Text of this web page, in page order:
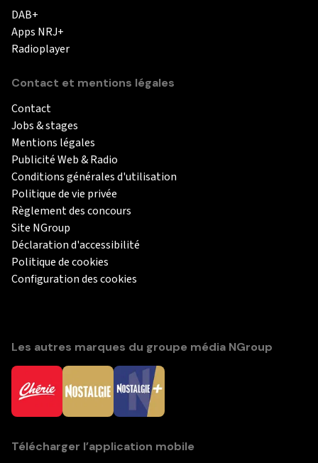
DAB+
Apps NRJ+
Radioplayer
Contact et mentions légales
Contact
Jobs & stages
Mentions légales
Publicité Web & Radio
Conditions générales d'utilisation
Politique de vie privée
Règlement des concours
Site NGroup
Déclaration d'accessibilité
Politique de cookies
Configuration des cookies
Les autres marques du groupe média NGroup
Télécharger l’application mobile